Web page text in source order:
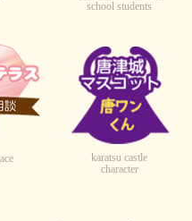
school students
karatsu castle
character